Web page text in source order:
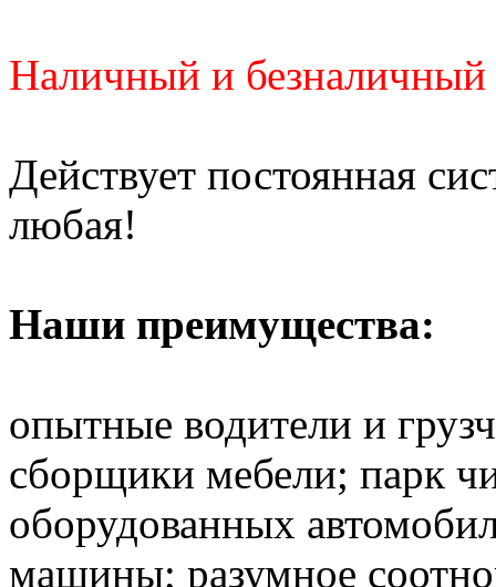
Наличный и безналичный
Действует постоянная
любая!
Наши преимущества:
опытные водители и
сборщики мебели; парк
оборудованных
машины; разумное